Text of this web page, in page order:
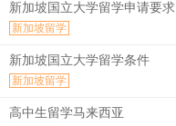
新加坡国立大学留学申请要求
新加坡留学
新加坡国立大学留学条件
新加坡留学
高中生留学马来西亚